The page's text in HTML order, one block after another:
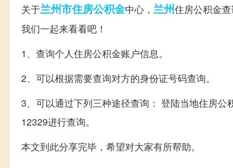
关于兰州市住房公积金中心， 兰州住房公积金
我们一起来看看吧！
1、查询个人住房公积金账户信息。
2、可以根据需要查询对方的身份证号码查询。
3、可以通过下列三种途径查询： 登陆当地住房
12329进行查询。
本文到此分享完毕，希望对大家有所帮助。